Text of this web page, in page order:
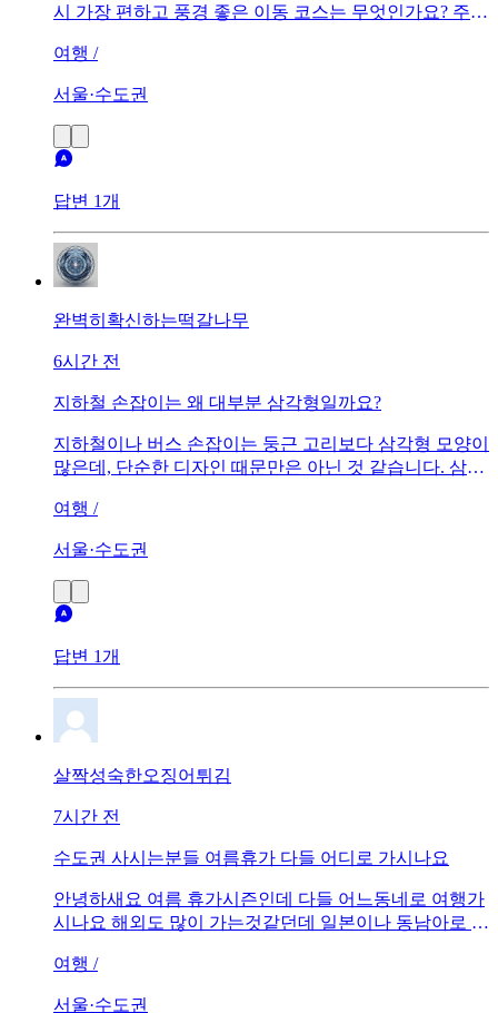
시 가장 편하고 풍경 좋은 이동 코스는 무엇인가요? 주차
여행 /
서울·수도권
답변 1개
완벽히확신하는떡갈나무
6시간 전
지하철 손잡이는 왜 대부분 삼각형일까요?
지하철이나 버스 손잡이는 둥근 고리보다 삼각형 모양이
많은데, 단순한 디자인 때문만은 아닌 것 같습니다. 삼각
이 궁금합니다
여행 /
서울·수도권
답변 1개
살짝성숙한오징어튀김
7시간 전
수도권 사시는분들 여름휴가 다들 어디로 가시나요
안녕하새요 여름 휴가시즌인데 다들 어느동네로 여행가
시나요 해외도 많이 가는것같던데 일본이나 동남아로 가
여행 /
서울·수도권